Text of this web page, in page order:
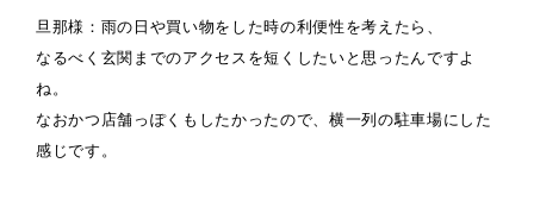
旦那様：雨の日や買い物をした時の利便性を考えたら、
なるべく玄関までのアクセスを短くしたいと思ったんですよ
ね。
なおかつ店舗っぽくもしたかったので、横一列の駐車場にした
感じです。